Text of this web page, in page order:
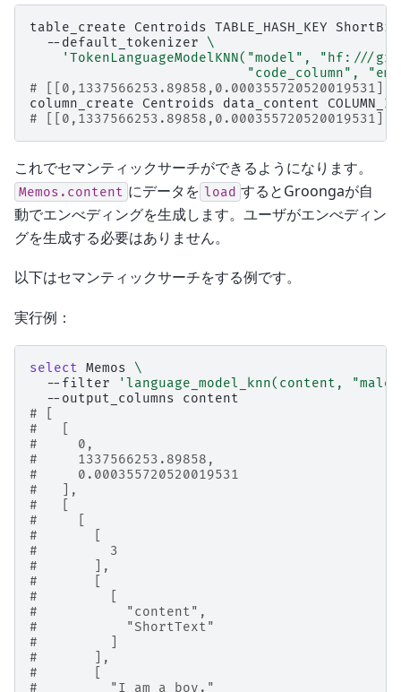
table_create Centroids TABLE_HASH_KEY
--default_tokenizer
\
'TokenLanguageModelKNN("model", "hf:///
"code_column",
#
column_create
Centroids data_content
#
これでセマンティックサーチができるようになります。
Memos.content にデータを load するとGroongaが自
動でエンべディングを生成します。ユーザがエンべディン
グを生成する必要はありません。
以下はセマンティックサーチをする例です。
実行例：
select Memos
\
--filter
'language_model_knn(content,
--output_columns
# [
#   [
#     0,
#     1337566253.89858,
#     0.000355720520019531
#   ],
#   [
#     [
#       [
#         3
#       ],
#       [
#         [
#           "content",
#           "ShortText"
#         ]
#       ],
#       [
#         "I am a boy."